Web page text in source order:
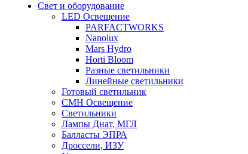
Свет и оборудование
LED Освещение
PARFACTWORKS
Nanolux
Mars Hydro
Horti Bloom
Разные светильники
Линейные светильники
Готовый светильник
CMH Освещение
Светильники
Лампы Днат, МГЛ
Балласты ЭПРА
Дроссели, ИЗУ